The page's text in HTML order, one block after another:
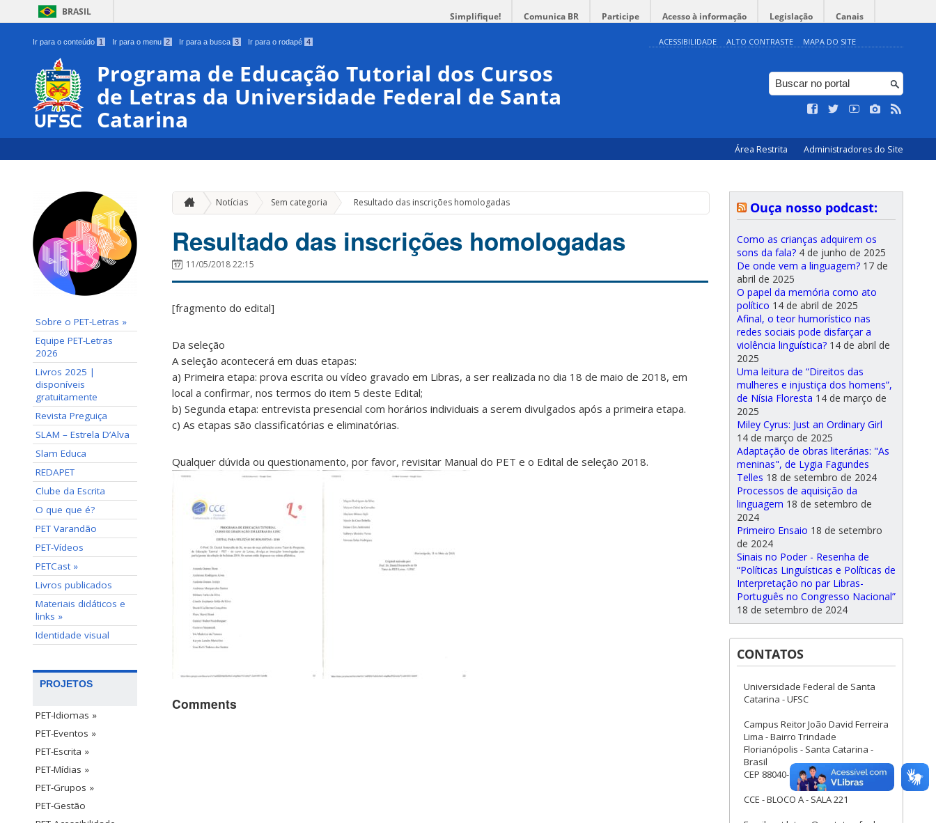
BRASIL Simplifique! Comunica BR Participe Acesso à informação Legislação Canais
Ir para o conteúdo 1 Ir para o menu 2 Ir para a busca 3 Ir para o rodapé 4 ACESSIBILIDADE ALTO CONTRASTE MAPA DO SITE
Programa de Educação Tutorial dos Cursos
de Letras da Universidade Federal de Santa
Catarina
Área Restrita Administradores do Site
Sobre o PET-Letras »
Equipe PET-Letras
2026
Livros 2025 |
disponíveis
gratuitamente
Revista Preguiça
SLAM – Estrela D’Alva
Slam Educa
REDAPET
Clube da Escrita
O que que é?
PET Varandão
PET-Vídeos
PETCast »
Livros publicados
Materiais didáticos e
links »
Identidade visual
PROJETOS
PET-Idiomas »
PET-Eventos »
PET-Escrita »
PET-Mídias »
PET-Grupos »
PET-Gestão
Notícias Sem categoria » Resultado das inscrições homologadas
Resultado das inscrições homologadas
11/05/2018 22:15
[fragmento do edital]
Da seleção
A seleção acontecerá em duas etapas:
a) Primeira etapa: prova escrita ou vídeo gravado em Libras, a ser realizada no dia 18 de maio de 2018, em
local a confirmar, nos termos do item 5 deste Edital;
b) Segunda etapa: entrevista presencial com horários individuais a serem divulgados após a primeira etapa.
c) As etapas são classificatórias e eliminatórias.
Qualquer dúvida ou questionamento, por favor, revisitar Manual do PET e o Edital de seleção 2018.
Comments
Ouça nosso podcast:
Como as crianças adquirem os
sons da fala? 4 de junho de 2025
De onde vem a linguagem? 17 de
abril de 2025
O papel da memória como ato
político 14 de abril de 2025
Afinal, o teor humorístico nas
redes sociais pode disfarçar a
violência linguística? 14 de abril de
2025
Uma leitura de “Direitos das
mulheres e injustiça dos homens”,
de Nísia Floresta 14 de março de
2025
Miley Cyrus: Just an Ordinary Girl
14 de março de 2025
Adaptação de obras literárias: "As
meninas", de Lygia Fagundes
Telles 18 de setembro de 2024
Processos de aquisição da
linguagem 18 de setembro de
2024
Primeiro Ensaio 18 de setembro
de 2024
Sinais no Poder - Resenha de
“Políticas Linguísticas e Políticas de
Interpretação no par Libras-
Português no Congresso Nacional”
18 de setembro de 2024
CONTATOS
Universidade Federal de Santa
Catarina - UFSC
Campus Reitor João David Ferreira
Lima - Bairro Trindade
Florianópolis - Santa Catarina -
Brasil
CEP 88040-900
CCE - BLOCO A - SALA 221